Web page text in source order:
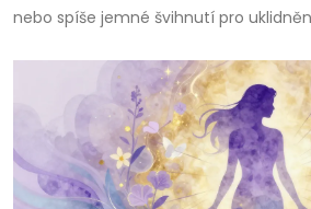
nebo spíše jemné švihnutí pro